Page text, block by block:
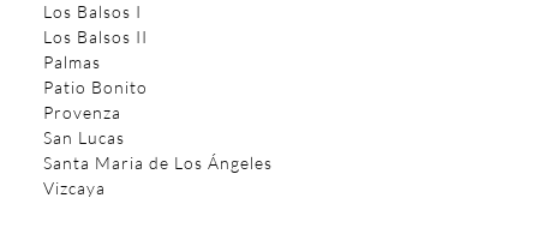
Los Balsos I
Los Balsos II
Palmas
Patio Bonito
Provenza
San Lucas
Santa Maria de Los Ángeles
Vizcaya